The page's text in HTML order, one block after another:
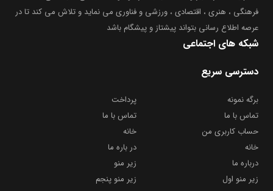
فرهنگی ، هنری ، اقتصادی ، ورزشی و فناوری می نماید و تلاش می کند تا در
عرصه اطلاع رسانی بتواند پیشتاز و پیشگام باشد
شبکه های اجتماعی
دسترسی سریع
برگه نمونه
پرداخت
تماس با ما
تماس با ما
حساب کاربری من
خانه
خانه
در باره ما
درباره ما
زیر منو
زیر منو اول
زیر منو پنجم